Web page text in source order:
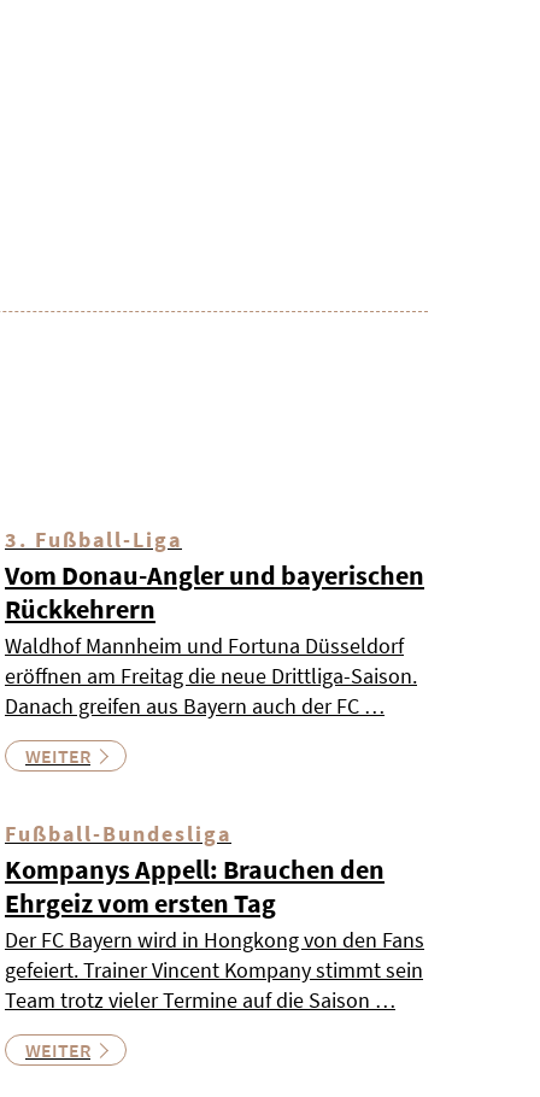
3. Fußball-Liga
Vom Donau-Angler und bayerischen
Rückkehrern
Waldhof Mannheim und Fortuna Düsseldorf
eröffnen am Freitag die neue Drittliga-Saison.
Danach greifen aus Bayern auch der FC …
WEITER
Fußball-Bundesliga
Kompanys Appell: Brauchen den
Ehrgeiz vom ersten Tag
Der FC Bayern wird in Hongkong von den Fans
gefeiert. Trainer Vincent Kompany stimmt sein
Team trotz vieler Termine auf die Saison …
WEITER